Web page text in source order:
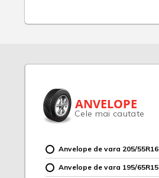
ANVELOPE
Cele mai cautate
Anvelope de vara 205/55R16
Anvelope de vara 195/65R15